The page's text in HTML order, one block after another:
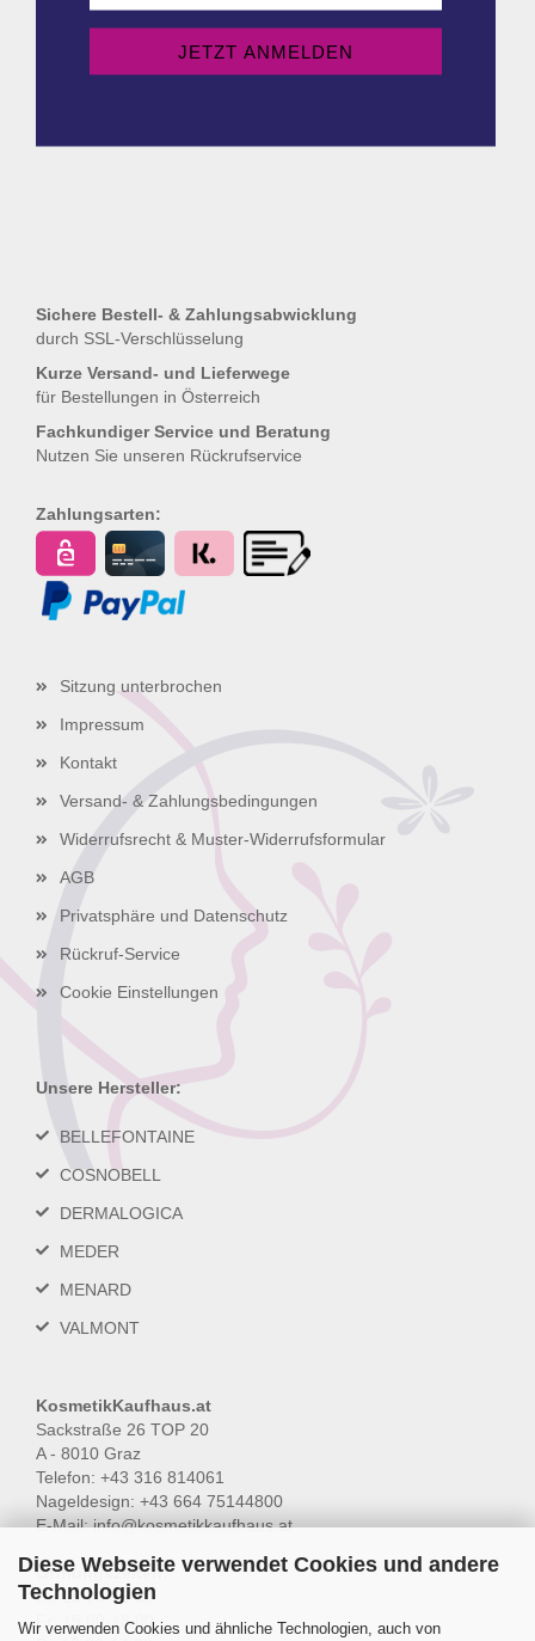
Diese Webseite verwendet Cookies und andere
Technologien
Wir verwenden Cookies und ähnliche Technologien, auch von
Sichere Bestell- & Zahlungsabwicklung
durch SSL-Verschlüsselung
Kurze Versand- und Lieferwege
für Bestellungen in Österreich
Fachkundiger Service und Beratung
Nutzen Sie unseren Rückrufservice
Zahlungsarten:
Sitzung unterbrochen
Impressum
Kontakt
Versand- & Zahlungsbedingungen
Widerrufsrecht & Muster-Widerrufsformular
AGB
Privatsphäre und Datenschutz
Rückruf-Service
Cookie Einstellungen
Unsere Hersteller:
BELLEFONTAINE
COSNOBELL
DERMALOGICA
MEDER
MENARD
VALMONT
KosmetikKaufhaus.at
Sackstraße 26 TOP 20
A - 8010 Graz
Telefon: +43 316 814061
Nageldesign: +43 664 75144800
E-Mail:info@kosmetikkaufhaus.at
Öffnungszeiten:
Do 15.00-18.00
Fr 15.00-18.00